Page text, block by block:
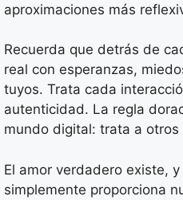
aproximaciones más
Recuerda que detrás de
real con esperanzas,
tuyos. Trata cada
autenticidad. La regla
mundo digital: trata a
El amor verdadero existe,
simplemente proporciona